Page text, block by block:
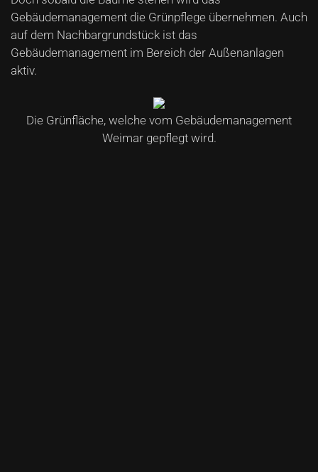
Gebäudemanagement die Grünpflege übernehmen. Auch
auf dem Nachbargrundstück ist das
Gebäudemanagement im Bereich der Außenanlagen
aktiv.
Die Grünfläche, welche vom Gebäudemanagement
Weimar gepflegt wird.